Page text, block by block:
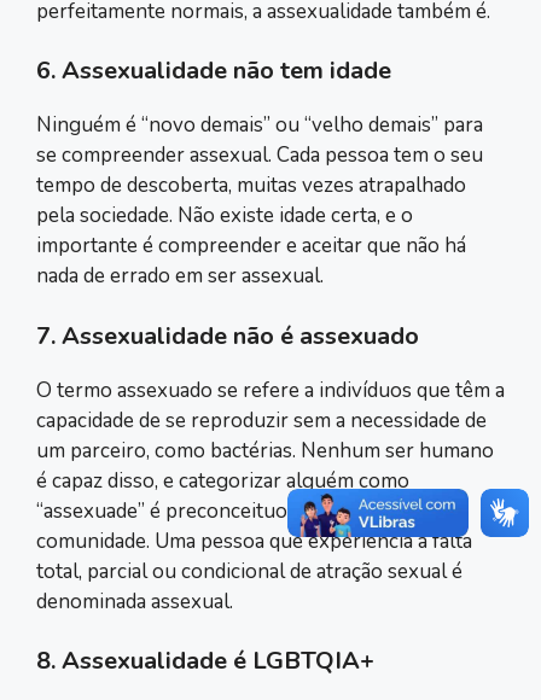
perfeitamente normais, a assexualidade também é.
6. Assexualidade não tem idade
Ninguém é “novo demais” ou “velho demais” para
se compreender assexual. Cada pessoa tem o seu
tempo de descoberta, muitas vezes atrapalhado
pela sociedade. Não existe idade certa, e o
importante é compreender e aceitar que não há
nada de errado em ser assexual.
7. Assexualidade não é assexuado
O termo assexuado se refere a indivíduos que têm a
capacidade de se reproduzir sem a necessidade de
um parceiro, como bactérias. Nenhum ser humano
é capaz disso, e categorizar alguém como
“assexuade” é preconceituoso contra a
comunidade. Uma pessoa que experiencia a falta
total, parcial ou condicional de atração sexual é
denominada assexual.
8. Assexualidade é LGBTQIA+